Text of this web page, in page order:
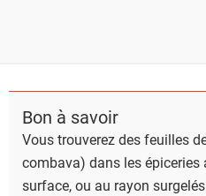
Bon à savoir
Vous trouverez des feuilles
combava) dans les
surface, ou au rayon